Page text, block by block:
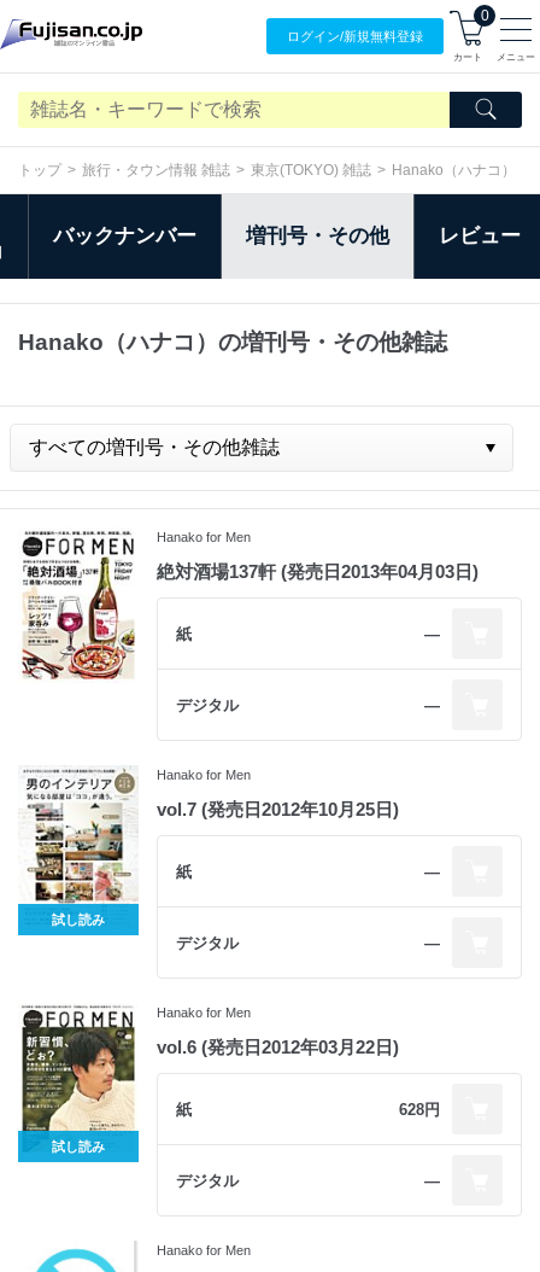
ログイン/新規無料登録
0
カート メニュー
トップ 旅行・タウン情報 雑誌 東京(TOKYO) 雑誌 Hanako（ハナコ）
バックナンバー 増刊号・その他 レビュー
Hanako（ハナコ）の増刊号・その他雑誌
Hanako for Men
絶対酒場137軒 (発売日2013年04月03日)
紙 ―
デジタル ―
試し読み
Hanako for Men
vol.7 (発売日2012年10月25日)
紙 ―
デジタル ―
試し読み
Hanako for Men
vol.6 (発売日2012年03月22日)
紙 628円
デジタル ―
Hanako for Men